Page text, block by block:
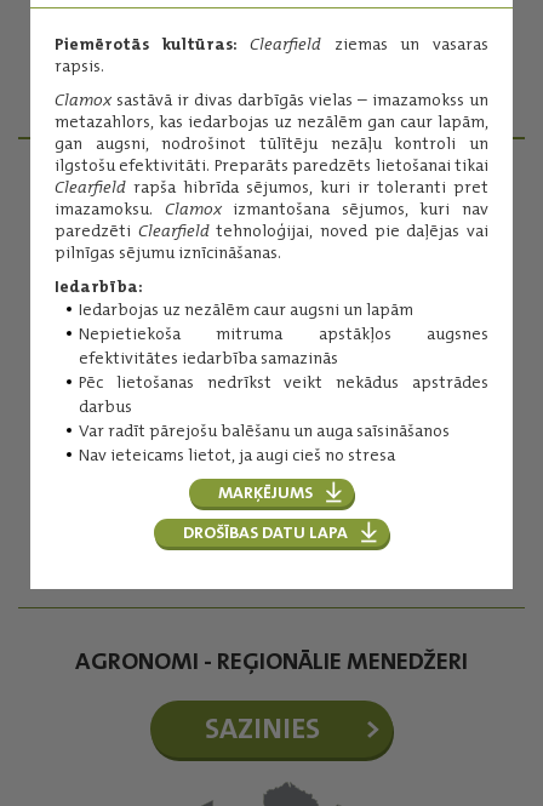
Piemērotās kultūras:Clearfield ziemas un vasaras
rapsis.
Clamox sastāvā ir divas darbīgās vielas – imazamokss un
metazahlors, kas iedarbojas uz nezālēm gan caur lapām,
gan augsni, nodrošinot tūlītēju nezāļu kontroli un
ilgstošu efektivitāti. Preparāts paredzēts lietošanai tikai
Clearfield rapša hibrīda sējumos, kuri ir toleranti pret
imazamoksu. Clamoxizmantošana sējumos, kuri nav
paredzēti Clearfieldtehnoloģijai, noved pie daļējas vai
pilnīgas sējumu iznīcināšanas.
Iedarbība:
Iedarbojas uz nezālēm caur augsni un lapām
Nepietiekoša mitruma apstākļos augsnes
efektivitātes iedarbība samazinās
Pēc lietošanas nedrīkst veikt nekādus apstrādes
darbus
Var radīt pārejošu balēšanu un auga saīsināšanos
Nav ieteicams lietot, ja augi cieš no stresa
MARĶĒJUMS
DROŠĪBAS DATU LAPA
Iepakojums:5 l
Ražotājs:
ADAMA
Lasīt vairāk
PRODUKTU MENEDŽERI
Inese Kuniga
Augu aizsardzības līdzekļi
(+371) 29254276
inese.kuniga@balticagrolv.com
AGRONOMI - REĢIONĀLIE MENEDŽERI
SAZINIES